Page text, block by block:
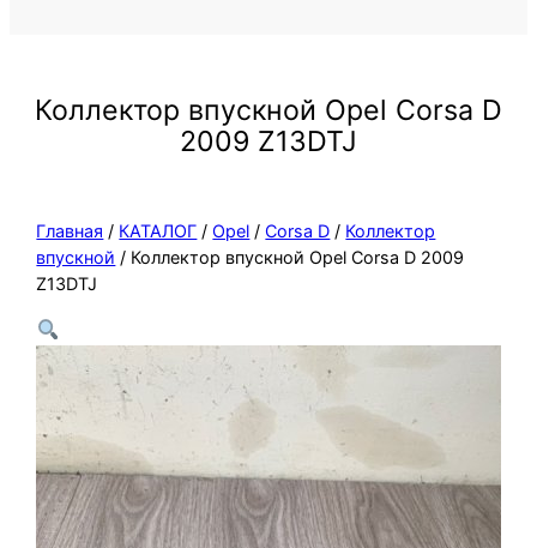
Коллектор впускной Opel Corsa D
2009 Z13DTJ
Главная / КАТАЛОГ /Opel /Corsa D / Коллектор
впускной / Коллектор впускной Opel Corsa D 2009
Z13DTJ